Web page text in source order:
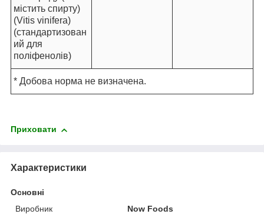
містить спирту)
(Vitis vinifera)
(стандартизован
ий для
поліфенолів)
* Добова норма не визначена.
Приховати
Характеристики
Основні
Виробник
Now Foods